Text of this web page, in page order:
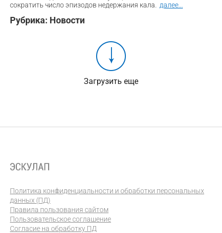
сократить число эпизодов недержания кала.
далее
Рубрика: Новости
Загрузить еще
Политика конфиденциальности и обработки персональных
данных (ПД)
Правила пользования сайтом
Пользовательское соглашение
Согласие на обработку ПД